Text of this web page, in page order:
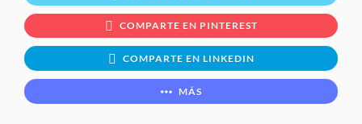
COMPARTE EN PINTEREST
COMPARTE EN LINKEDIN
MÁS